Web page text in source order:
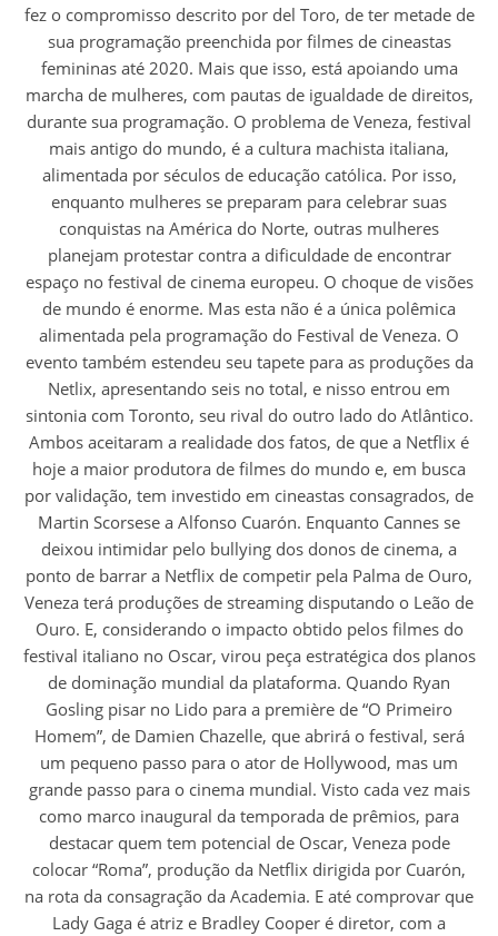
fez o compromisso descrito por del Toro, de ter metade de
sua programação preenchida por filmes de cineastas
femininas até 2020. Mais que isso, está apoiando uma
marcha de mulheres, com pautas de igualdade de direitos,
durante sua programação. O problema de Veneza, festival
mais antigo do mundo, é a cultura machista italiana,
alimentada por séculos de educação católica. Por isso,
enquanto mulheres se preparam para celebrar suas
conquistas na América do Norte, outras mulheres
planejam protestar contra a dificuldade de encontrar
espaço no festival de cinema europeu. O choque de visões
de mundo é enorme. Mas esta não é a única polêmica
alimentada pela programação do Festival de Veneza. O
evento também estendeu seu tapete para as produções da
Netlix, apresentando seis no total, e nisso entrou em
sintonia com Toronto, seu rival do outro lado do Atlântico.
Ambos aceitaram a realidade dos fatos, de que a Netflix é
hoje a maior produtora de filmes do mundo e, em busca
por validação, tem investido em cineastas consagrados, de
Martin Scorsese a Alfonso Cuarón. Enquanto Cannes se
deixou intimidar pelo bullying dos donos de cinema, a
ponto de barrar a Netflix de competir pela Palma de Ouro,
Veneza terá produções de streaming disputando o Leão de
Ouro. E, considerando o impacto obtido pelos filmes do
festival italiano no Oscar, virou peça estratégica dos planos
de dominação mundial da plataforma. Quando Ryan
Gosling pisar no Lido para a première de “O Primeiro
Homem”, de Damien Chazelle, que abrirá o festival, será
um pequeno passo para o ator de Hollywood, mas um
grande passo para o cinema mundial. Visto cada vez mais
como marco inaugural da temporada de prêmios, para
destacar quem tem potencial de Oscar, Veneza pode
colocar “Roma”, produção da Netflix dirigida por Cuarón,
na rota da consagração da Academia. E até comprovar que
Lady Gaga é atriz e Bradley Cooper é diretor, com a